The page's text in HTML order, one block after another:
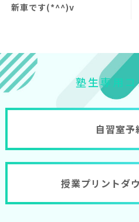
新車です(*^^)v
塾生専用 コ
自習室予
授業プリントダ